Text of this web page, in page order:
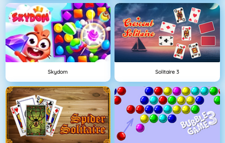
Skydom Solitaire 3